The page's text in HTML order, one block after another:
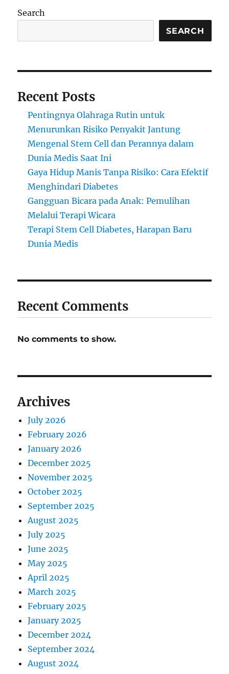
Bencana:
Teknologi,
Kesiapsiagaan,
Korban
Search
SEARCH
Recent Posts
Pentingnya Olahraga Rutin untuk
Menurunkan Risiko Penyakit Jantung
Mengenal Stem Cell dan Perannya dalam
Dunia Medis Saat Ini
Gaya Hidup Manis Tanpa Risiko: Cara Efektif
Menghindari Diabetes
Gangguan Bicara pada Anak: Pemulihan
Melalui Terapi Wicara
Terapi Stem Cell Diabetes, Harapan Baru
Dunia Medis
Recent Comments
No comments to show.
Archives
July 2026
February 2026
January 2026
December 2025
November 2025
October 2025
September 2025
August 2025
July 2025
June 2025
May 2025
April 2025
March 2025
February 2025
January 2025
December 2024
September 2024
August 2024